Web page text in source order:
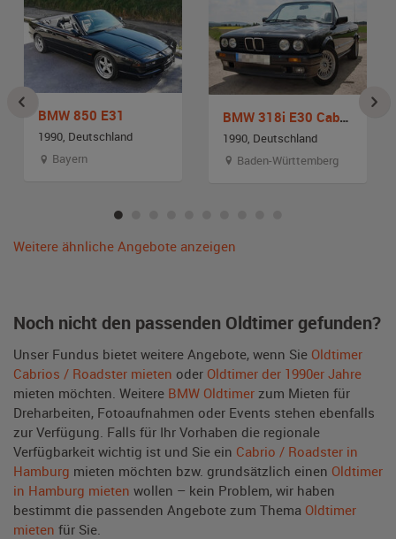
BMW 850 E31
1990, Deutschland
Bayern
BMW 318i E30 Cabrio
1990, Deutschland
Baden-Württemberg
Weitere ähnliche Angebote anzeigen
Noch nicht den passenden Oldtimer gefunden?
Unser Fundus bietet weitere Angebote, wenn Sie Oldtimer
Cabrios / Roadster mieten oder Oldtimer der 1990er Jahre
mieten möchten. Weitere BMW Oldtimer zum Mieten für
Dreharbeiten, Fotoaufnahmen oder Events stehen ebenfalls
zur Verfügung. Falls für Ihr Vorhaben die regionale
Verfügbarkeit wichtig ist und Sie ein Cabrio / Roadster in
Hamburg mieten möchten bzw. grundsätzlich einen Oldtimer
in Hamburg mieten wollen – kein Problem, wir haben
bestimmt die passenden Angebote zum Thema Oldtimer
mieten für Sie.